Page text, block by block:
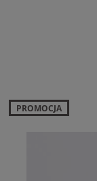
PROMOCJA